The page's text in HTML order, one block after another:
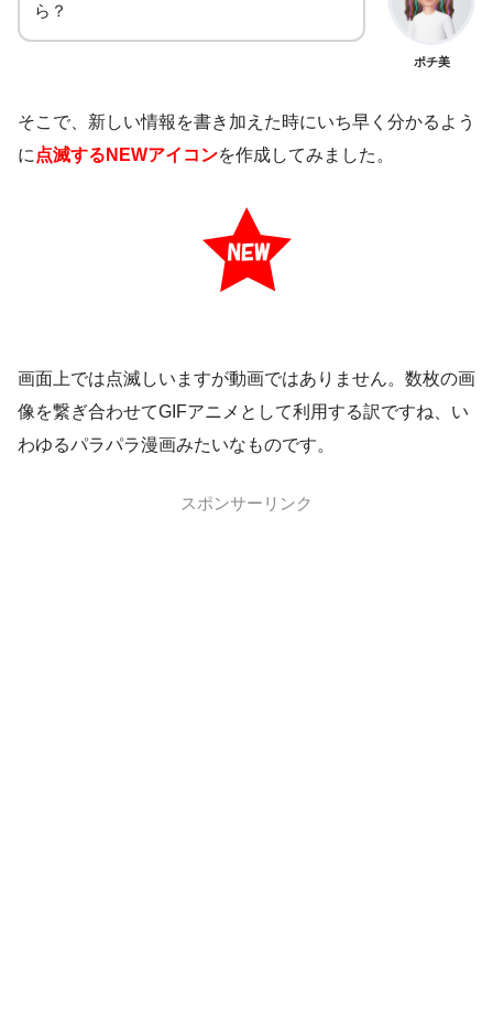
ら？
ポチ美
そこで、新しい情報を書き加えた時にいち早く分かるよう
に 点滅するNEWアイコンを作成してみました。
画面上では点滅しいますが動画ではありません。数枚の画
像を繋ぎ合わせてGIFアニメとして利用する訳ですね、い
わゆるパラパラ漫画みたいなものです。
スポンサーリンク